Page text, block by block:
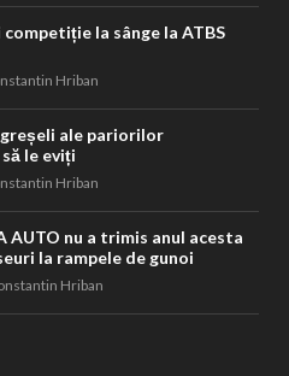
la sânge la ATBS
Hriban
greșeli ale pariorilor
le eviți
Hriban
AUTO nu a trimis anul acesta
la rampele de gunoi
Hriban